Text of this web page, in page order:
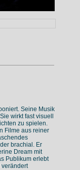
Seine Musik
wirkt fast visuell
zu spielen.
Filme aus reiner
brachial. Er
Dream mit
Publikum erlebt
verändert